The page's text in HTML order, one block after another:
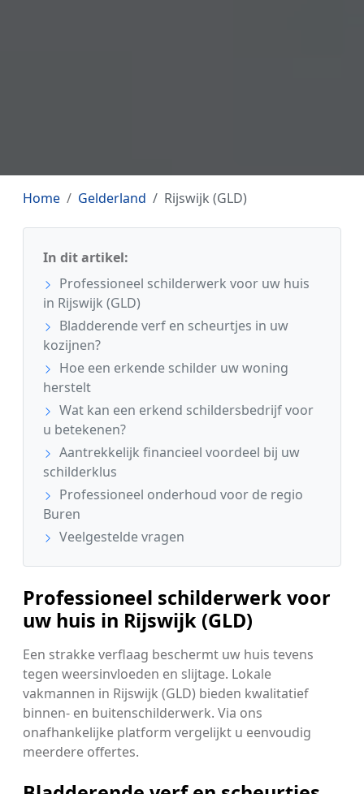
Home Gelderland Rijswijk (GLD)
In dit artikel:
Professioneel schilderwerk voor uw huis
in Rijswijk (GLD)
Bladderende verf en scheurtjes in uw
kozijnen?
Hoe een erkende schilder uw woning
herstelt
Wat kan een erkend schildersbedrijf voor
u betekenen?
Aantrekkelijk financieel voordeel bij uw
schilderklus
Professioneel onderhoud voor de regio
Buren
Veelgestelde vragen
Professioneel schilderwerk voor
uw huis in Rijswijk (GLD)
Een strakke verflaag beschermt uw huis tevens
tegen weersinvloeden en slijtage. Lokale
vakmannen in Rijswijk (GLD) bieden kwalitatief
binnen- en buitenschilderwerk. Via ons
onafhankelijke platform vergelijkt u eenvoudig
meerdere offertes.